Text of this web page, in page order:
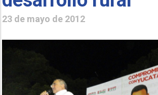
23 de mayo de 2012